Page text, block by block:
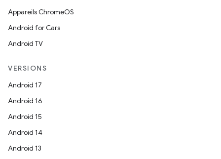
Appareils ChromeOS
Android for Cars
Android TV
VERSIONS
Android 17
Android 16
Android 15
Android 14
Android 13